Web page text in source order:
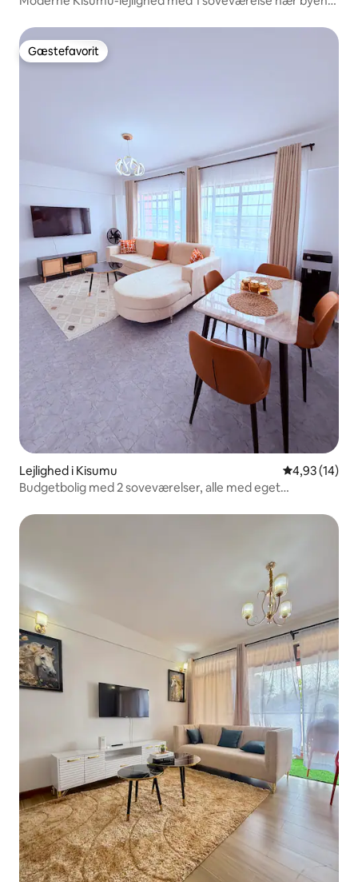
Gæstefavorit
Gæstefavorit
Lejlighed i Kisumu 4,93 ud af 5
4,93 (14)
Budgetbolig med 2 soveværelser, alle med eget